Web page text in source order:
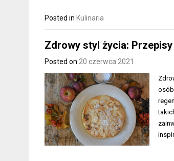
Posted in Kulinaria
Zdrowy styl życia:
Posted on 20 czerwca 2021
osób